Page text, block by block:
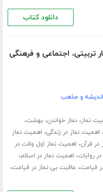
دانلود کتاب
تربیتی، اجتماعی و فرهنگی
و مذهب
نماز،نماز خواندن،بهشت،
، اهمیت نماز در زندگی، اهمیت نماز
در قرآن، اهمیت نماز اول وقت در
روایات، اهمیت نماز در اسلام،
قیامت، عاقبت بی نماز در قیامت،